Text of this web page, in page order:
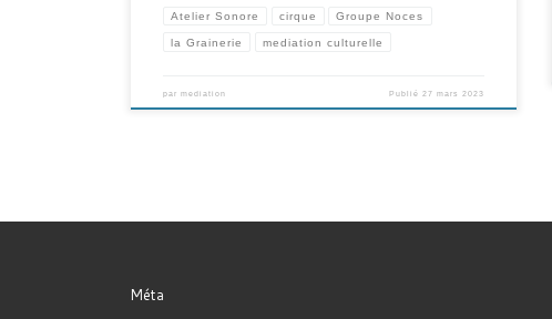
Atelier Sonore cirque Groupe Noces
la Grainerie mediation culturelle
par mediation Publié27 mars 2023
Méta